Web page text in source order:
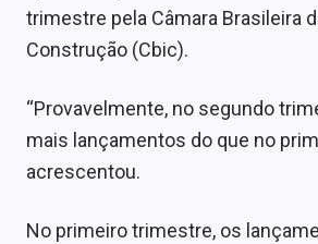
trimestre pela Câmara Brasileira
Construção (Cbic).
“Provavelmente, no segundo
mais lançamentos do que no
acrescentou.
No primeiro trimestre, os